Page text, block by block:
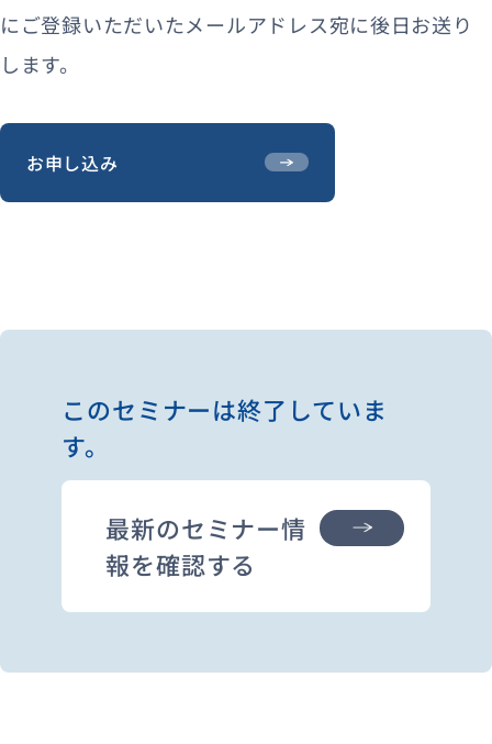
にご登録いただいたメールアドレス宛に後日お送り
します。
お申し込み
このセミナーは終了していま
す。
最新のセミナー情
報を確認する